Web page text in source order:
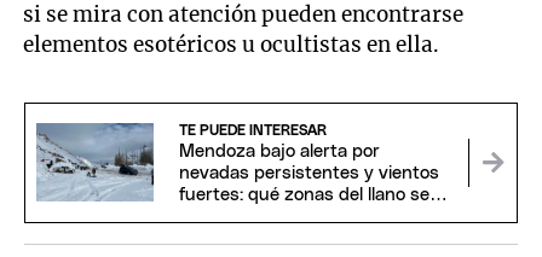
si se mira con atención pueden encontrarse
elementos esotéricos u ocultistas en ella.
TE PUEDE INTERESAR
Mendoza bajo alerta por
nevadas persistentes y vientos
fuertes: qué zonas del llano se